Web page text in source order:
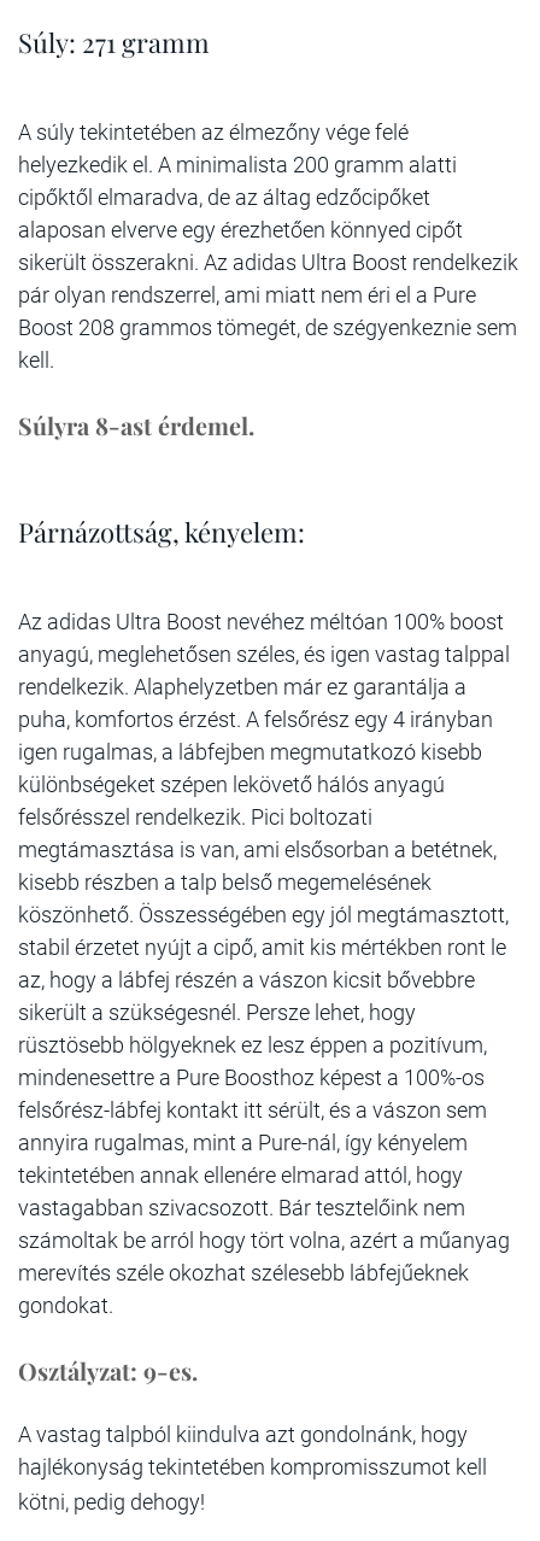
Súly: 271 gramm
A súly tekintetében az élmezőny vége felé
helyezkedik el. A minimalista 200 gramm alatti
cipőktől elmaradva, de az áltag edzőcipőket
alaposan elverve egy érezhetően könnyed cipőt
sikerült összerakni. Az adidas Ultra Boost rendelkezik
pár olyan rendszerrel, ami miatt nem éri el a Pure
Boost 208 grammos tömegét, de szégyenkeznie sem
kell.
Súlyra 8-ast érdemel.
Párnázottság, kényelem:
Az adidas Ultra Boost nevéhez méltóan 100% boost
anyagú, meglehetősen széles, és igen vastag talppal
rendelkezik. Alaphelyzetben már ez garantálja a
puha, komfortos érzést. A felsőrész egy 4 irányban
igen rugalmas, a lábfejben megmutatkozó kisebb
különbségeket szépen lekövető hálós anyagú
felsőrésszel rendelkezik. Pici boltozati
megtámasztása is van, ami elsősorban a betétnek,
kisebb részben a talp belső megemelésének
köszönhető. Összességében egy jól megtámasztott,
stabil érzetet nyújt a cipő, amit kis mértékben ront le
az, hogy a lábfej részén a vászon kicsit bővebbre
sikerült a szükségesnél. Persze lehet, hogy
rüsztösebb hölgyeknek ez lesz éppen a pozitívum,
mindenesettre a Pure Boosthoz képest a 100%-os
felsőrész-lábfej kontakt itt sérült, és a vászon sem
annyira rugalmas, mint a Pure-nál, így kényelem
tekintetében annak ellenére elmarad attól, hogy
vastagabban szivacsozott. Bár tesztelőink nem
számoltak be arról hogy tört volna, azért a műanyag
merevítés széle okozhat szélesebb lábfejűeknek
gondokat.
Osztályzat: 9-es.
A vastag talpból kiindulva azt gondolnánk, hogy
hajlékonyság tekintetében kompromisszumot kell
kötni, pedig dehogy!